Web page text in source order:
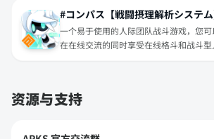
#コンパス【戦闘摂理解析システム
一个易于使用的人际团队战斗游戏，您可
在在线交流的同时享受在线格斗和战斗
资源与支持